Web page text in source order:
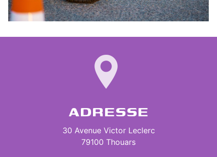
ADRESSE
30 Avenue Victor Leclerc
79100 Thouars